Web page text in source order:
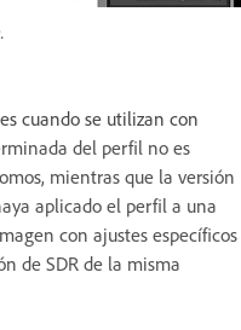
cuando se utilizan con
del perfil no es
mientras que la versión
aplicado el perfil a una
con ajustes específicos
de SDR de la misma